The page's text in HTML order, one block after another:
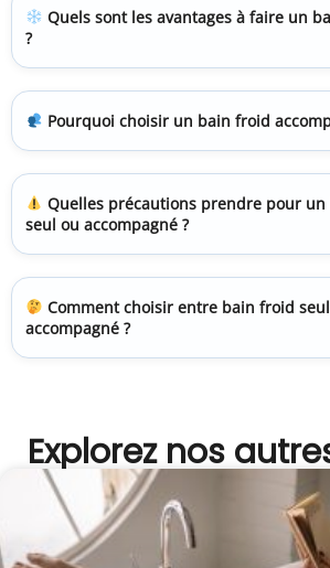
Quels sont les avantages à faire un
?
Pourquoi choisir un bain froid
Quelles précautions prendre pour
seul ou accompagné ?
Comment choisir entre bain froid
accompagné ?
Explorez nos